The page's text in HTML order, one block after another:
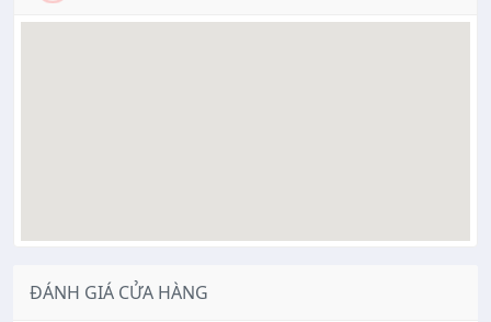
ĐÁNH GIÁ CỬA HÀNG